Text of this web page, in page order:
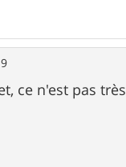
ce n'est pas